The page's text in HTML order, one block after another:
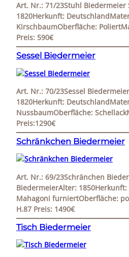
Art. Nr.: 71/23Stuhl
1820Herkunft:
KirschbaumOberfläche:
Preis: 590€
Sessel Biedermeier
Art. Nr.: 70/23Sessel
1820Herkunft:
NussbaumOberfläche:
Preis:1290€
Schränkchen Biedermeier
Art. Nr.: 69/23Schränchen
BiedermeierAlter:
Mahagoni furniertOberfläche:
H.87 Preis: 1490€
Tisch Biedermeier